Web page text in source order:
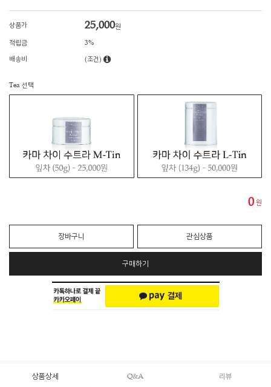
상품가 25,000원
적립금 3%
배송비 (조건)
Tea 선택
0 원
장바구니 관심상품
구매하기
상품상세 Q&A 리뷰